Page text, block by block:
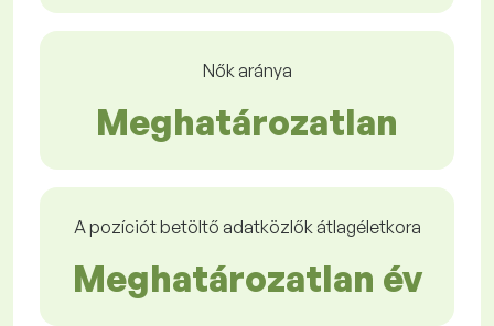
Nők aránya
Meghatározatlan
A pozíciót betöltő adatközlők átlagéletkora
Meghatározatlan év